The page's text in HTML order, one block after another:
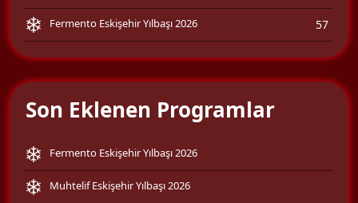
Fermento Eskişehir Yılbaşı 2026 57
Son Eklenen Programlar
Fermento Eskişehir Yılbaşı 2026
Muhtelif Eskişehir Yılbaşı 2026